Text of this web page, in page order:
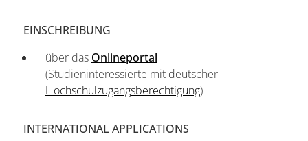
EINSCHREIBUNG
über das Onlineportal
(Studieninteressierte mit deutscher
Hochschulzugangsberechtigung)
INTERNATIONAL APPLICATIONS